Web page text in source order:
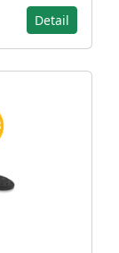
Detail